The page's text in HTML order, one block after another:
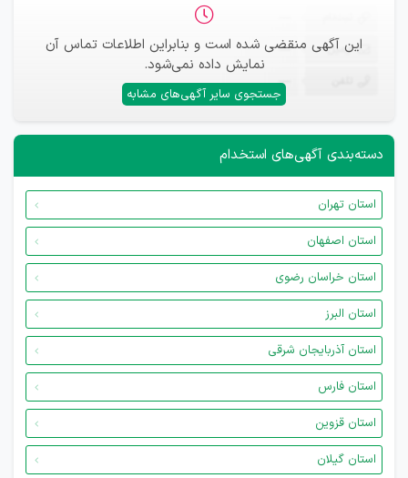
این آگهی منقضی شده است و بنابراین اطلاعات تماس آن
نمایش داده نمی‌شود.
جستجوی سایر آگهی‌های مشابه
ایمیل —
—
دسته‌بندی آگهی‌های استخدام
استان تهران
استان اصفهان
استان خراسان رضوی
استان البرز
استان آذربایجان شرقی
استان فارس
استان قزوین
استان گیلان